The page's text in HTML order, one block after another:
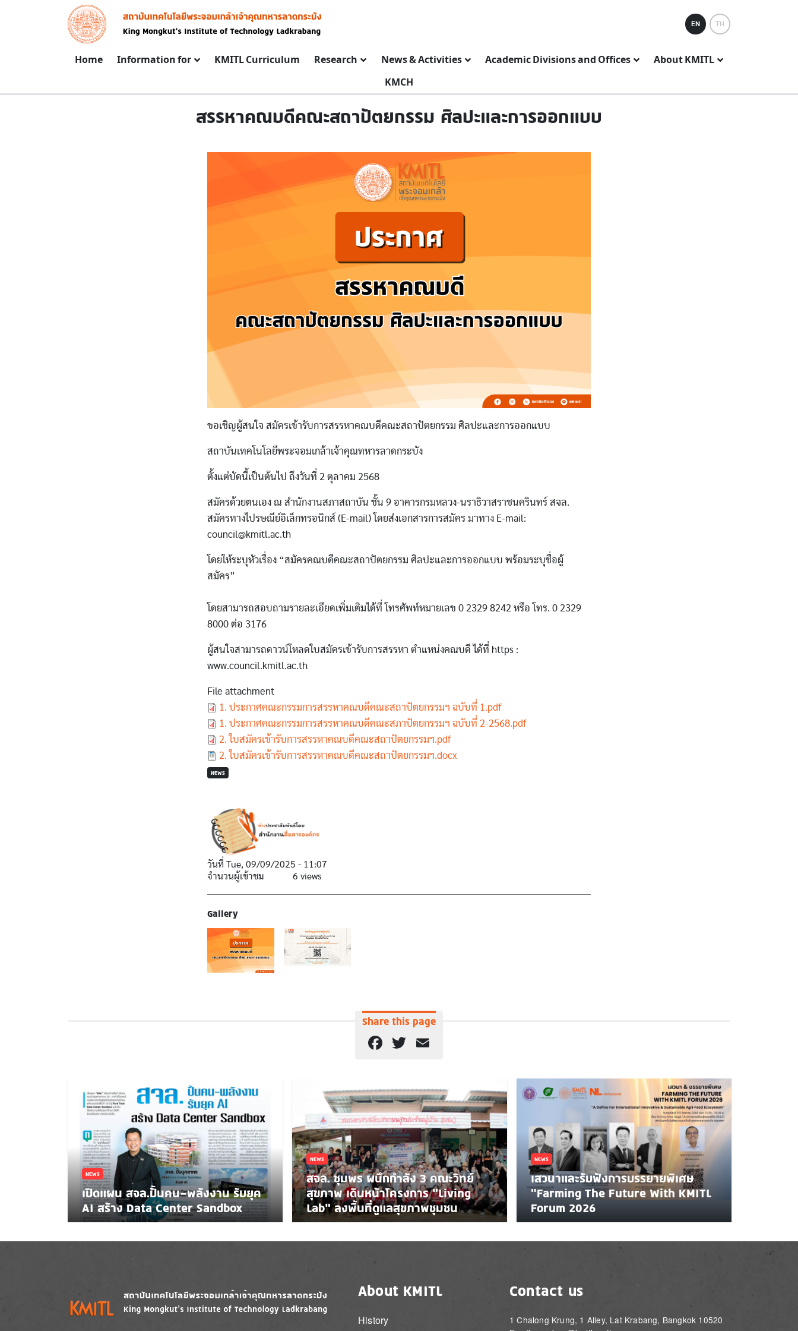
Skip to main content
Image
EN TH
Main navigation
Home Information for KMITL Curriculum Research News & Activities Academic Divisions and Offices
About KMITL
KMCH
สรรหาคณบดีคณะสถาปัตยกรรม ศิลปะและการออกแบบ
ขอเชิญผู้สนใจ สมัครเข้ารับการสรรหาคณบดีคณะสถาปัตยกรรม ศิลปะและการออกแบบ
สถาบันเทคโนโลยีพระจอมเกล้าเจ้าคุณทหารลาดกระบัง
ตั้งแต่บัดนี้เป็นต้นไป ถึงวันที่ 2 ตุลาคม 2568
สมัครด้วยตนเอง ณ สำนักงานสภาสถาบัน ชั้น 9 อาคารกรมหลวง-นราธิวาสราชนครินทร์ สจล.
สมัครทางไปรษณีย์อิเล็กทรอนิกส์ (E-mail) โดยส่งเอกสารการสมัคร มาทาง E-mail:
council@kmitl.ac.th
โดยให้ระบุหัวเรื่อง “สมัครคณบดีคณะสถาปัตยกรรม ศิลปะและการออกแบบ พร้อมระบุชื่อผู้
สมัคร”
โดยสามารถสอบถามรายละเอียดเพิ่มเติมได้ที่ โทรศัพท์หมายเลข 0 2329 8242 หรือ โทร. 0 2329
8000 ต่อ 3176
ผู้สนใจสามารถดาวน์โหลดใบสมัครเข้ารับการสรรหา ตำแหน่งคณบดี ได้ที่ https :
www.council.kmitl.ac.th
File attachment
Document
1. ประกาศคณะกรรมการสรรหาคณบดีคณะสถาปัตยกรรมฯ ฉบับที่ 1.pdf
Document
1. ประกาศคณะกรรมการสรรหาคณบดีคณะสภาปัตยกรรมฯ ฉบับที่ 2-2568.pdf
Document
2. ใบสมัครเข้ารับการสรรหาคณบดีคณะสถาปัตยกรรมฯ.pdf
Document
2. ใบสมัครเข้ารับการสรรหาคณบดีคณะสถาปัตยกรรมฯ.docx
NEWS
วันที่Tue, 09/09/2025 - 11:07
จำนวนผู้เข้าชม
6 views
Gallery
Share this page
Facebook
Twitter
NEWS
เปิดแผน สจล.ปั้นคน-พลังงาน รับยุค
AI สร้าง Data Center Sandbox
NEWS
สจล. ชุมพร ผนึกกำลัง 3 คณะวิทย์
สุขภาพ เดินหน้าโครงการ “Living
Lab” ลงพื้นที่ดูแลสุขภาพชุมชน
NEWS
เสวนาและรับฟังการบรรยายพิเศษ
"Farming The Future With KMITL
Forum 2026
Image Image About KMITL
History
Contact us
1 Chalong Krung, 1 Alley, Lat Krabang, Bangkok 10520